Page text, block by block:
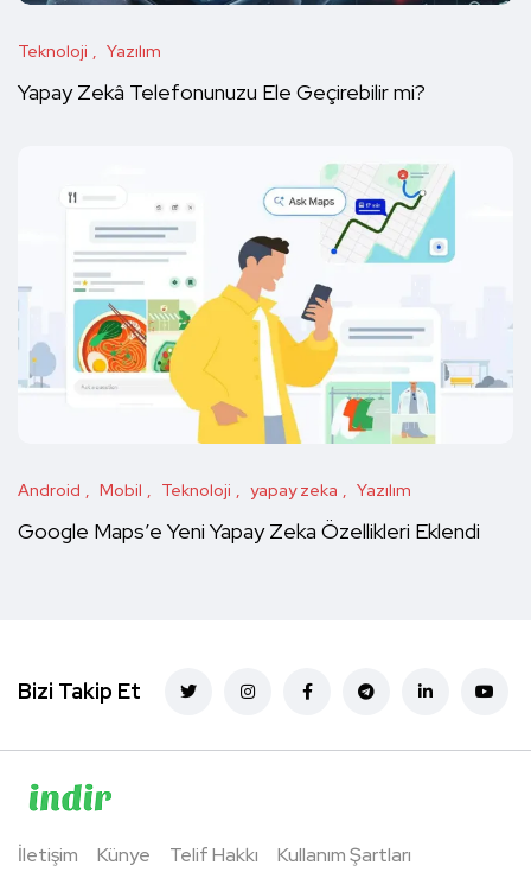
Teknoloji Yazılım
Yapay Zekâ Telefonunuzu Ele Geçirebilir mi?
Android Mobil Teknoloji yapay zeka Yazılım
Google Maps’e Yeni Yapay Zeka Özellikleri Eklendi
Bizi Takip Et
İletişim Künye Telif Hakkı Kullanım Şartları